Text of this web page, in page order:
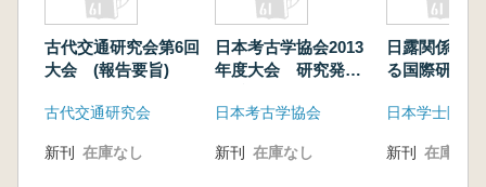
古代交通研究会第6回
大会 (報告要旨)
古代交通研究会
新刊 在庫なし
日本考古学協会2013
年度大会 研究発表
日本考古学協会
新刊 在庫なし
日露関係史
る国際研究
新刊 在庫なし